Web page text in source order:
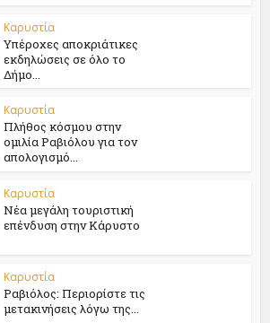
Καρυστία
Υπέροχες αποκριάτικες
εκδηλώσεις σε όλο το
Δήμο...
Καρυστία
Πλήθος κόσμου στην
ομιλία Ραβιόλου για τον
απολογισμό...
Καρυστία
Νέα μεγάλη τουριστική
επένδυση στην Κάρυστο
Καρυστία
Ραβιόλος: Περιορίστε τις
μετακινήσεις λόγω της...